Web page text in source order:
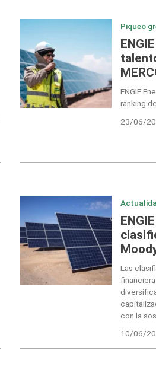
Piqueo
ENGIE
ranking
23/06/
Las
financiera
con la
10/06/